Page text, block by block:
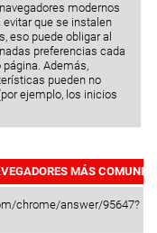
modernos
que se instalen
eso puede obligar al
preferencias cada
Además,
pueden no
ejemplo, los inicios
MÁS COMUNES
chrome/answer/95647?